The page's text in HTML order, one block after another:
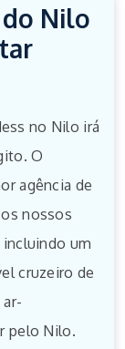
do Nilo
no Nilo irá
O
agência de
nossos
um
cruzeiro de
pelo Nilo.